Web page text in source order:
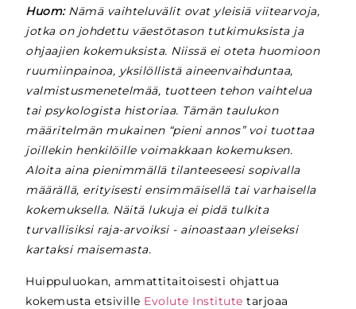
Huom:Nämä vaihteluvälit ovat yleisiä viitearvoja,
jotka on johdettu väestötason tutkimuksista ja
ohjaajien kokemuksista. Niissä ei oteta huomioon
ruumiinpainoa, yksilöllistä aineenvaihduntaa,
valmistusmenetelmää, tuotteen tehon vaihtelua
tai psykologista historiaa. Tämän taulukon
määritelmän mukainen “pieni annos” voi tuottaa
joillekin henkilöille voimakkaan kokemuksen.
Aloita aina pienimmällä tilanteeseesi sopivalla
määrällä, erityisesti ensimmäisellä tai varhaisella
kokemuksella. Näitä lukuja ei pidä tulkita
turvallisiksi raja-arvoiksi - ainoastaan yleiseksi
kartaksi maisemasta.
Huippuluokan, ammattitaitoisesti ohjattua
kokemusta etsiville Evolute Institute tarjoaa